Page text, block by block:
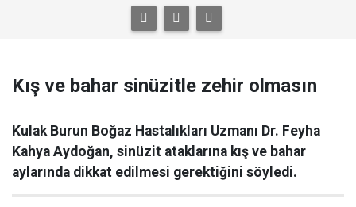
Kış ve bahar sinüzitle zehir olmasın
Kulak Burun Boğaz Hastalıkları Uzmanı Dr. Feyha
Kahya Aydoğan, sinüzit ataklarına kış ve bahar
aylarında dikkat edilmesi gerektiğini söyledi.